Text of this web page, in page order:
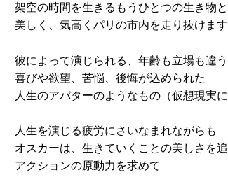
架空の時間を生きるもうひとつの生き物
美しく、気高くパリの市内を走り抜けます
彼によって演じられる、年齢も立場も違
喜びや欲望、苦悩、後悔が込められた
人生のアバターのようなもの（仮想現実
人生を演じる疲労にさいなまれながらも
オスカーは、生きていくことの美しさを
アクションの原動力を求めて